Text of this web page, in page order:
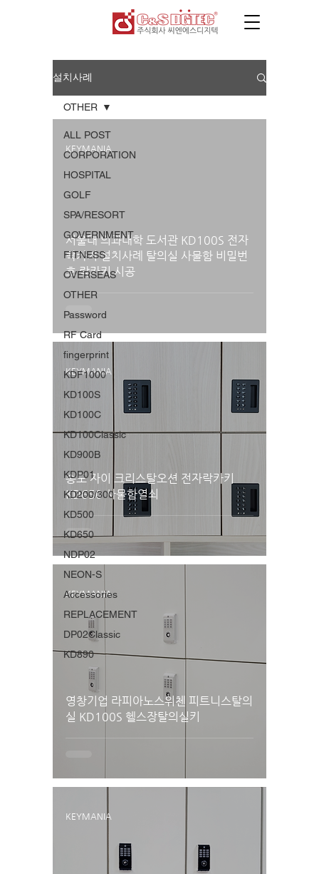
설치사례
ALL POST
CORPORATION
HOSPITAL
GOLF
SPA/RESORT
GOVERNMENT
FITNESS
OVERSEAS
OTHER
Password
RF Card
fingerprint
KDF1000
KD100S
KD100C
KD100Classic
KD900B
KDP01
KD200/300
KD500
KD650
NDP02
NEON-S
Accessories
REPLACEMENT
DP02Classic
KD890
OTHER
서울대 의과대학 도서관 KD100S 전자
락카키 설치사례 탈의실 사물함 비밀번
호 락카키 시공
KEYMANIA
송도 자이 크리스탈오션 전자락카키
KD650 사물함열쇠
KEYMANIA
영창기업 라피아노스위첸 피트니스탈의
실 KD100S 헬스장탈의실키
KEYMANIA
KEYMANIA